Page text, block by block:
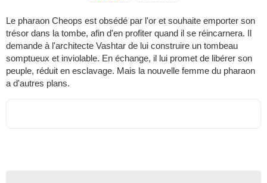
Le pharaon Cheops est obsédé par l'or et souhaite emporter son
trésor dans la tombe, afin d'en profiter quand il se réincarnera. Il
demande à l'architecte Vashtar de lui construire un tombeau
somptueux et inviolable. En échange, il lui promet de libérer son
peuple, réduit en esclavage. Mais la nouvelle femme du pharaon
a d'autres plans.